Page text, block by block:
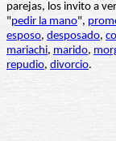
parejas, los invito a
"pedir la mano",
esposo, desposado,
mariachi, marido,
repudio, divorcio.